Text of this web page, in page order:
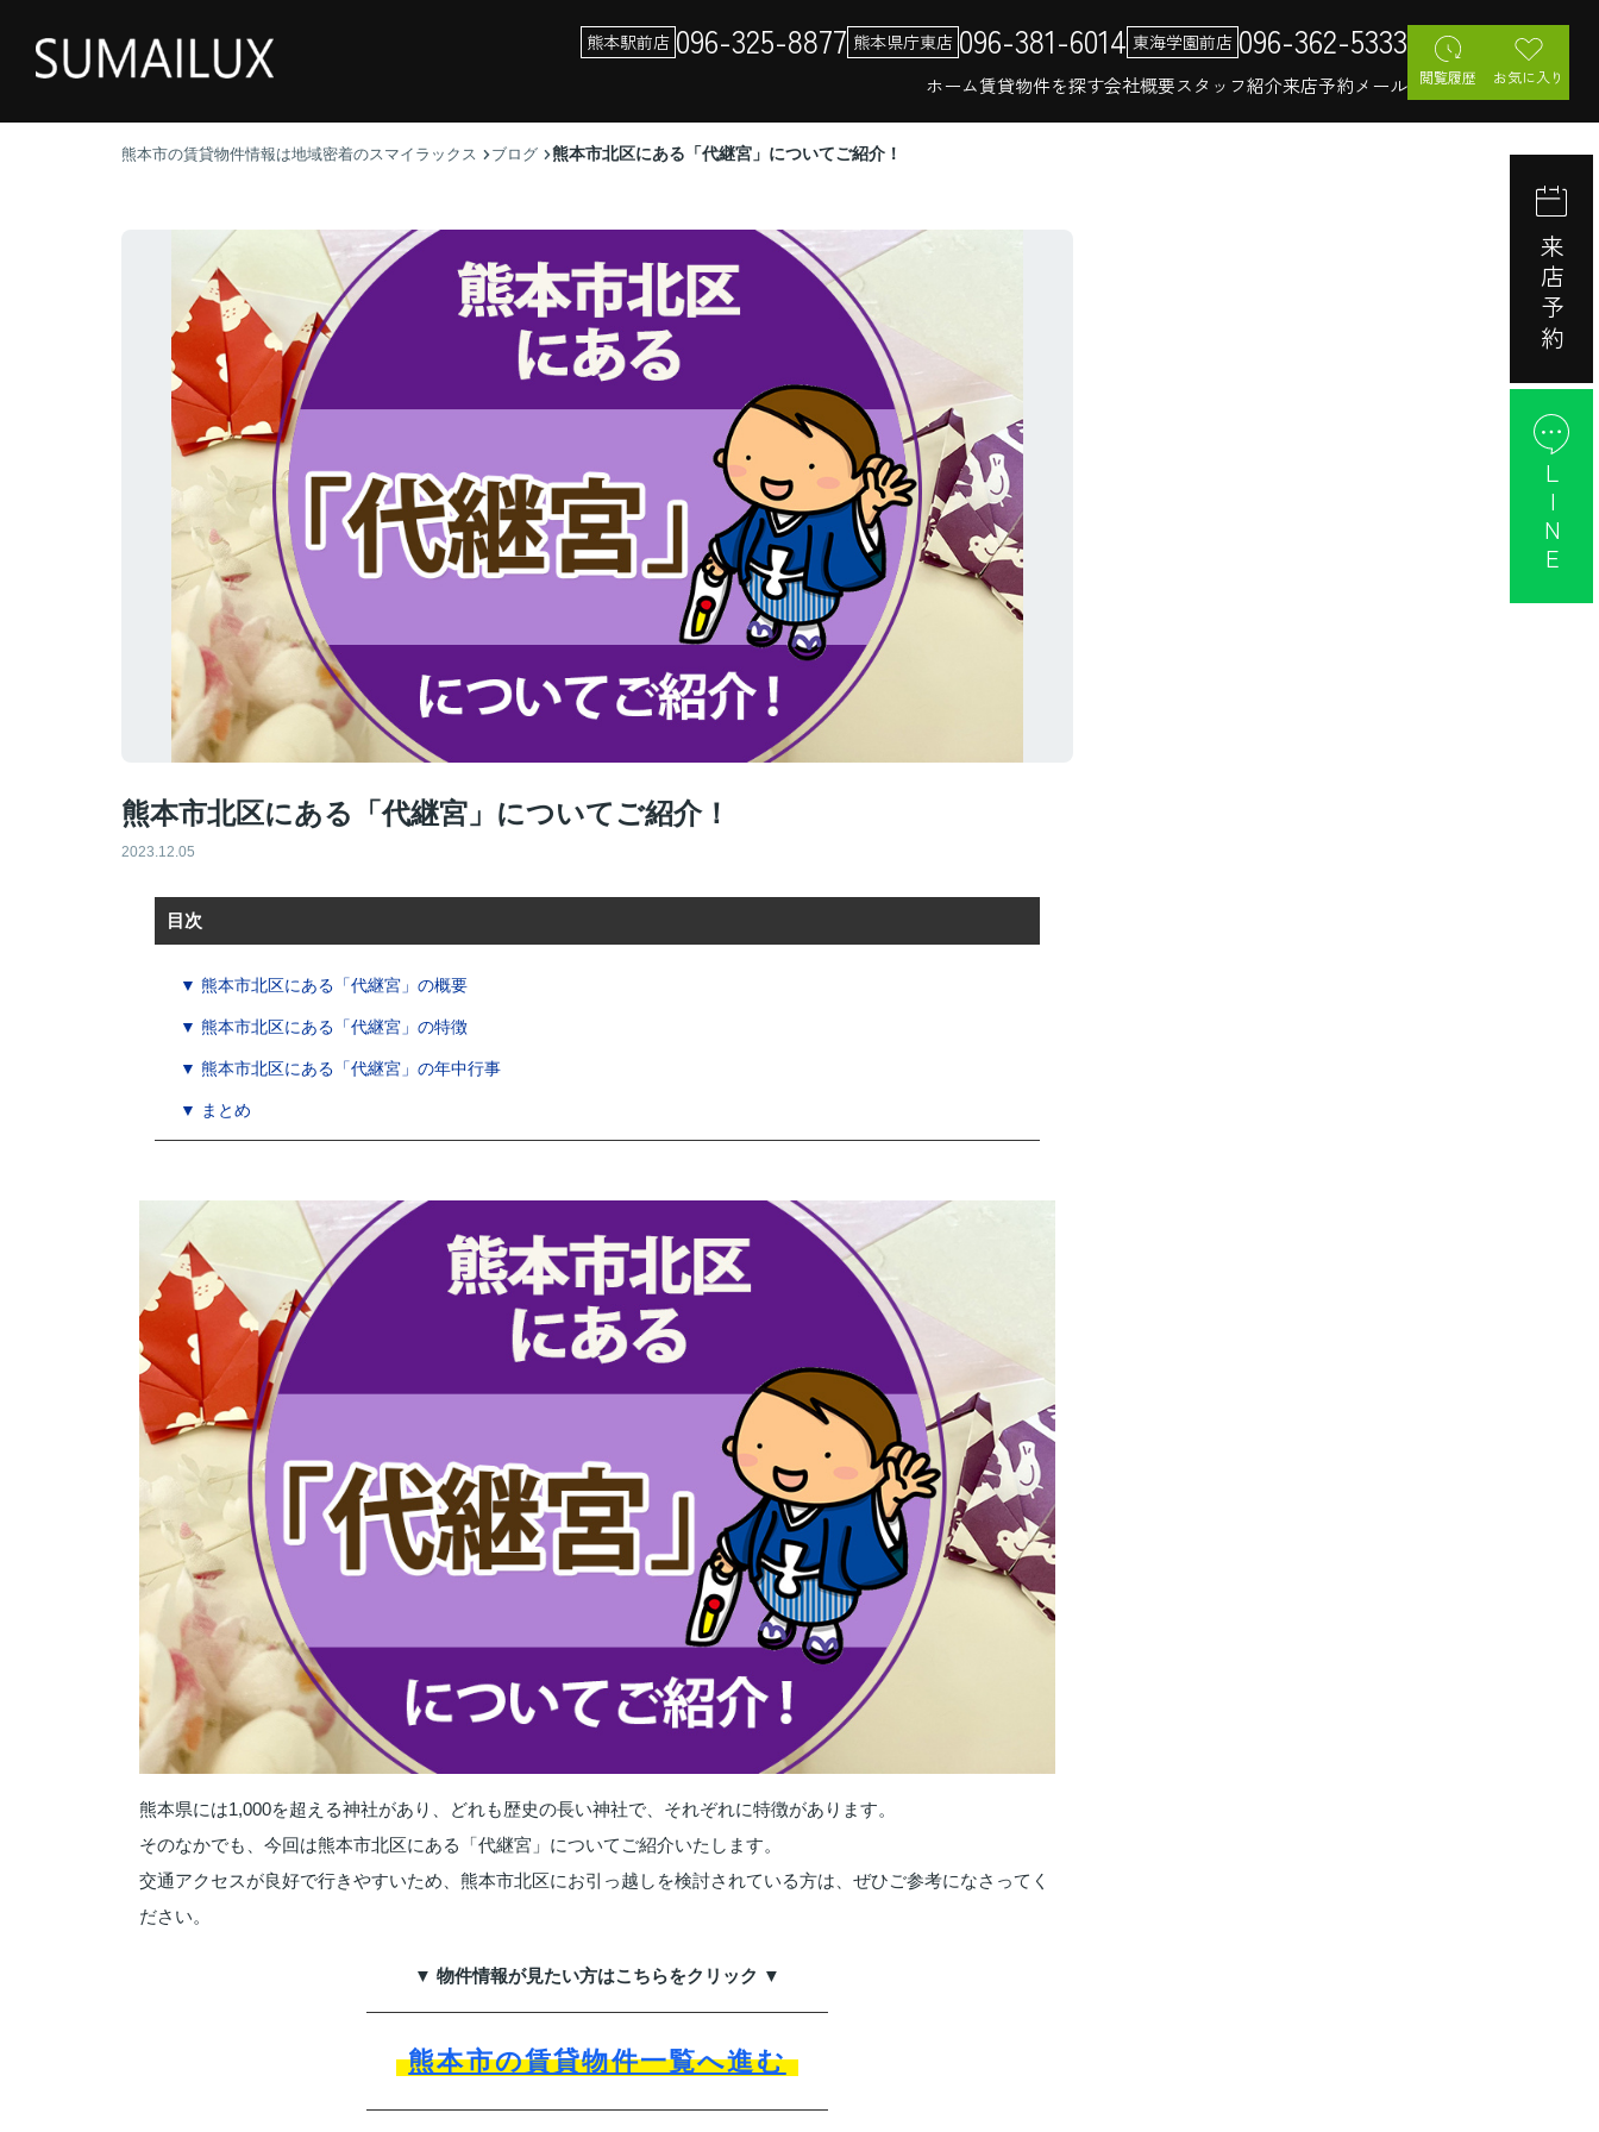
熊本駅前店 096-325-8877 熊本県庁東店 096-381-6014 東海学園前店 096-362-5333
ホーム賃貸物件を探す会社概要スタッフ紹介来店予約メール 閲覧履歴 お気に入り
熊本市の賃貸物件情報は地域密着のスマイラックス ブログ 熊本市北区にある「代継宮」についてご紹介！
熊本市北区にある「代継宮」についてご紹介！
2023.12.05
目次
▼ 熊本市北区にある「代継宮」の概要
▼ 熊本市北区にある「代継宮」の特徴
▼ 熊本市北区にある「代継宮」の年中行事
▼ まとめ
熊本県には1,000を超える神社があり、どれも歴史の長い神社で、それぞれに特徴があります。
そのなかでも、今回は熊本市北区にある「代継宮」についてご紹介いたします。
交通アクセスが良好で行きやすいため、熊本市北区にお引っ越しを検討されている方は、ぜひご参考になさってく
ださい。
▼ 物件情報が見たい方はこちらをクリック ▼
熊本市の賃貸物件一覧へ進む
来店予約
LINE